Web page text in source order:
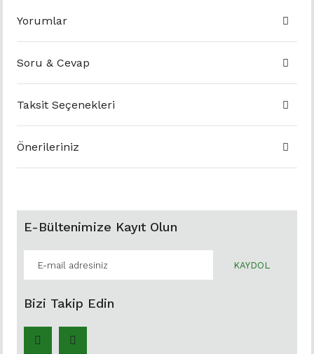
Yorumlar
Soru & Cevap
Taksit Seçenekleri
Önerileriniz
E-Bültenimize Kayıt Olun
KAYDOL
Bizi Takip Edin